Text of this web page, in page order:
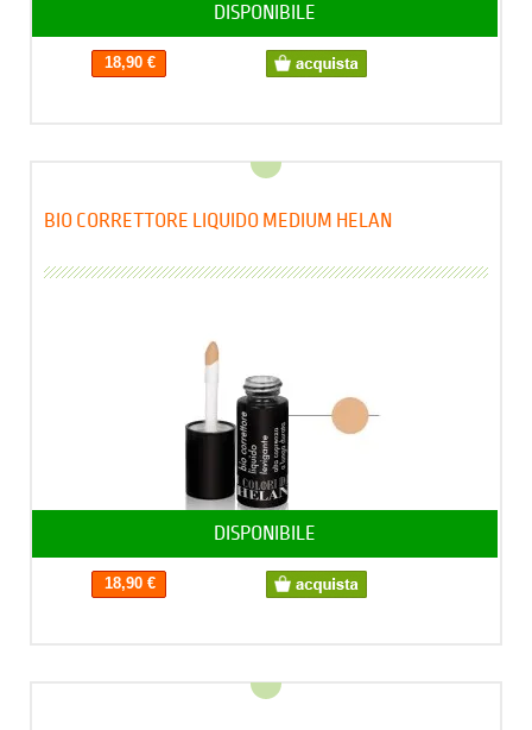
DISPONIBILE
18,90 €
DISPONIBILE
BIO CORRETTORE LIQUIDO MEDIUM HELAN
18,90 €